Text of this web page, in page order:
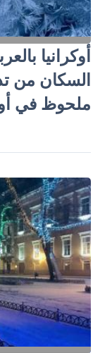
أوكرانيا
السكان من
ملحوظ في